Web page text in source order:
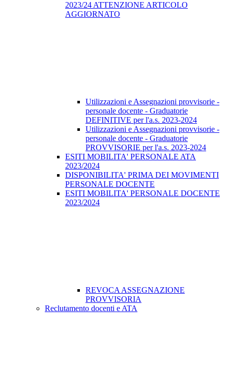
2023/24 ATTENZIONE ARTICOLO
AGGIORNATO
Utilizzazioni e Assegnazioni provvisorie -
personale docente - Graduatorie
DEFINITIVE per l'a.s. 2023-2024
Utilizzazioni e Assegnazioni provvisorie -
personale docente - Graduatorie
PROVVISORIE per l'a.s. 2023-2024
ESITI MOBILITA' PERSONALE ATA
2023/2024
DISPONIBILITA' PRIMA DEI MOVIMENTI
PERSONALE DOCENTE
ESITI MOBILITA' PERSONALE DOCENTE
2023/2024
REVOCA ASSEGNAZIONE
PROVVISORIA
Reclutamento docenti e ATA